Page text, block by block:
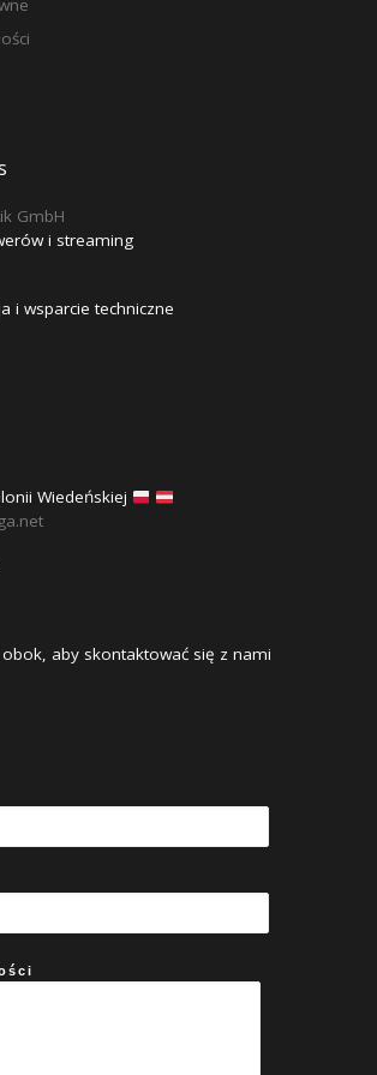
GmbH
i streaming
i wsparcie techniczne
Wiedeńskiej
aby skontaktować się z nami